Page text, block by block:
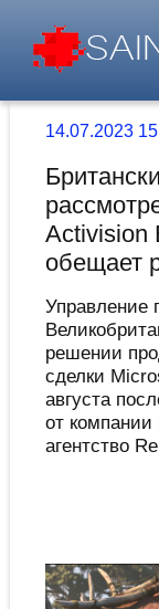
14.07.2023
Activision
обещает
Управление
решении
сделки
августа
от
агентство